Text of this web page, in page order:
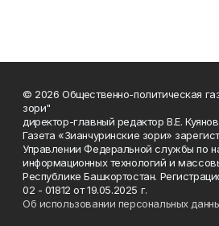
© 2026 Общественно-политическая
зори"
директор-главный редактор В.Е.
Газета «Зианчуринские зори»
Управлении Федеральной службы по
информационных технологий и
Республике Башкортостан.
02 - 01812 от 19.05.2025 г.
Об использовании персональных